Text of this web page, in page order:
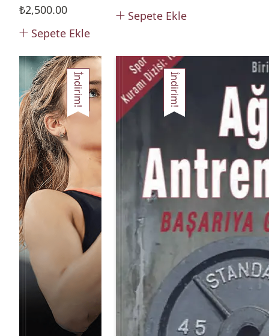
₺2,500.00
Sepete Ekle
Sepete Ekle
İndirim! İndirim!